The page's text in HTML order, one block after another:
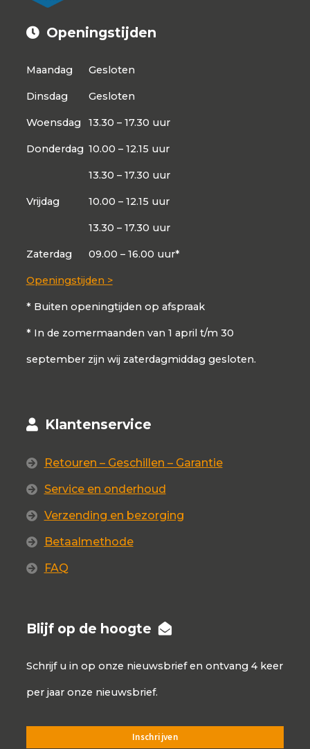
Openingstijden
Maandag Gesloten
Dinsdag Gesloten
Woensdag 13.30 – 17.30 uur
Donderdag 10.00 – 12.15 uur
13.30 – 17.30 uur
Vrijdag 10.00 – 12.15 uur
13.30 – 17.30 uur
Zaterdag 09.00 – 16.00 uur*
Openingstijden >
* Buiten openingtijden op afspraak
* In de zomermaanden van 1 april t/m 30
september zijn wij zaterdagmiddag gesloten.
Klantenservice
Retouren – Geschillen – Garantie
Service en onderhoud
Verzending en bezorging
Betaalmethode
FAQ
Blijf op de hoogte
Schrijf u in op onze nieuwsbrief en ontvang 4 keer
per jaar onze nieuwsbrief.